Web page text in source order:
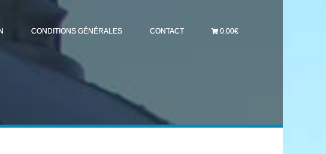
CONDITIONS GÉNÉRALES CONTACT 0.00€